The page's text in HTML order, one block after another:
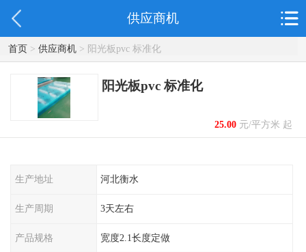
供应商机
首页> 供应商机> 阳光板pvc 标准化
阳光板pvc 标准化
25.00元/平方米 起
生产地址 河北衡水
生产周期 3天左右
产品规格 宽度2.1长度定做